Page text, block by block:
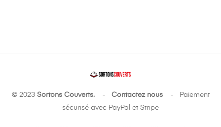
© 2023 Sortons Couverts.- Contactez nous- Paiement
sécurisé avec PayPal et Stripe